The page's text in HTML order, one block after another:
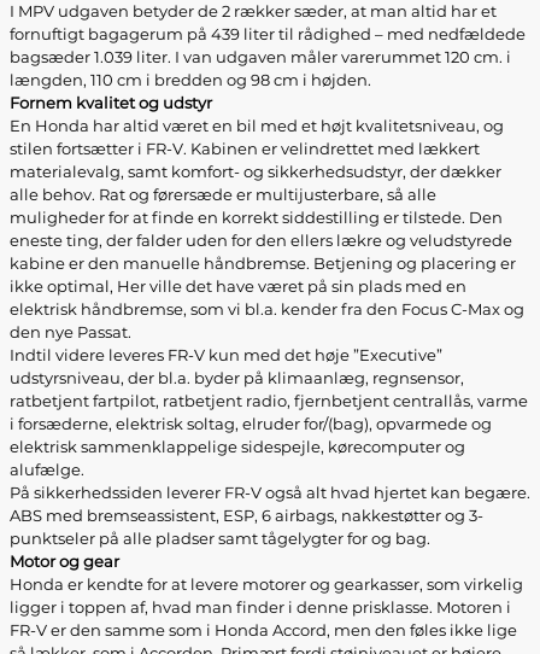
I MPV udgaven betyder de 2 rækker sæder, at man altid har et
fornuftigt bagagerum på 439 liter til rådighed – med nedfældede
bagsæder 1.039 liter. I van udgaven måler varerummet 120 cm. i
længden, 110 cm i bredden og 98 cm i højden.
Fornem kvalitet og udstyr
En Honda har altid været en bil med et højt kvalitetsniveau, og
stilen fortsætter i FR-V. Kabinen er velindrettet med lækkert
materialevalg, samt komfort- og sikkerhedsudstyr, der dækker
alle behov. Rat og førersæde er multijusterbare, så alle
muligheder for at finde en korrekt siddestilling er tilstede. Den
eneste ting, der falder uden for den ellers lækre og veludstyrede
kabine er den manuelle håndbremse. Betjening og placering er
ikke optimal, Her ville det have været på sin plads med en
elektrisk håndbremse, som vi bl.a. kender fra den Focus C-Max og
den nye Passat.
Indtil videre leveres FR-V kun med det høje ”Executive”
udstyrsniveau, der bl.a. byder på klimaanlæg, regnsensor,
ratbetjent fartpilot, ratbetjent radio, fjernbetjent centrallås, varme
i forsæderne, elektrisk soltag, elruder for/(bag), opvarmede og
elektrisk sammenklappelige sidespejle, kørecomputer og
alufælge.
På sikkerhedssiden leverer FR-V også alt hvad hjertet kan begære.
ABS med bremseassistent, ESP, 6 airbags, nakkestøtter og 3-
punktseler på alle pladser samt tågelygter for og bag.
Motor og gear
Honda er kendte for at levere motorer og gearkasser, som virkelig
ligger i toppen af, hvad man finder i denne prisklasse. Motoren i
FR-V er den samme som i Honda Accord, men den føles ikke lige